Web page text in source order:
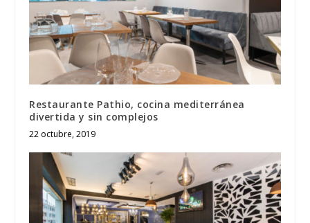
Restaurante Pathio, cocina mediterránea
divertida y sin complejos
22 octubre, 2019